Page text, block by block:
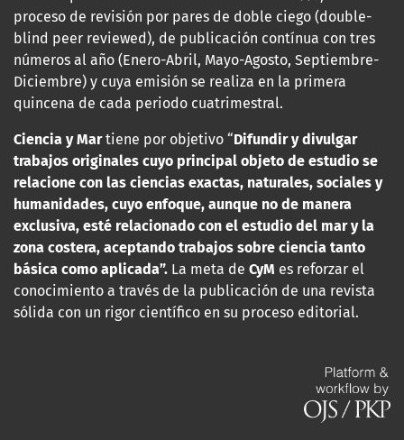
proceso de revisión por pares de doble ciego (double-
blind peer reviewed), de publicación contínua con tres
números al año (Enero-Abril, Mayo-Agosto, Septiembre-
Diciembre) y cuya emisión se realiza en la primera
quincena de cada periodo cuatrimestral.
Ciencia y Martiene por objetivo “Difundir y divulgar
trabajos originales cuyo principal objeto de estudio se
relacione con las ciencias exactas, naturales, sociales y
humanidades, cuyo enfoque, aunque no de manera
exclusiva, esté relacionado con el estudio del mar y la
zona costera, aceptando trabajos sobre ciencia tanto
básica como aplicada”. La meta de CyM es reforzar el
conocimiento a través de la publicación de una revista
sólida con un rigor científico en su proceso editorial.